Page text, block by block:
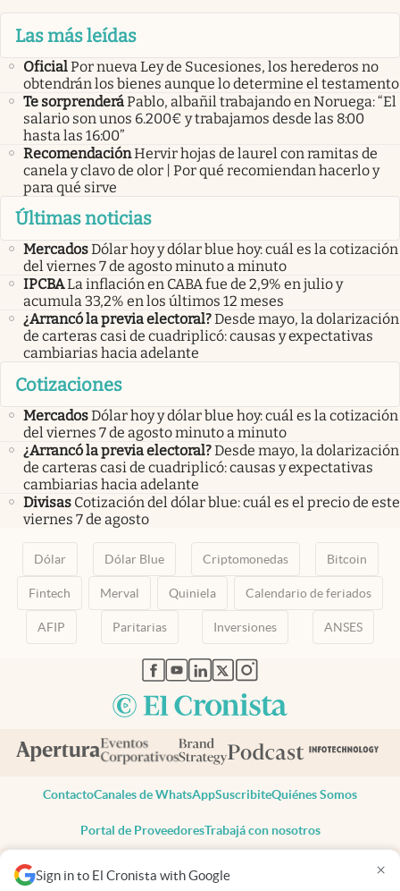
Sign in to El Cronista with Google ×
Las más leídas
OficialPor nueva Ley de Sucesiones, los herederos no
obtendrán los bienes aunque lo determine el testamento
Te sorprenderáPablo, albañil trabajando en Noruega: “El
salario son unos 6.200€ y trabajamos desde las 8:00
hasta las 16:00”
RecomendaciónHervir hojas de laurel con ramitas de
canela y clavo de olor | Por qué recomiendan hacerlo y
para qué sirve
Últimas noticias
MercadosDólar hoy y dólar blue hoy: cuál es la cotización
del viernes 7 de agosto minuto a minuto
IPCBALa inflación en CABA fue de 2,9% en julio y
acumula 33,2% en los últimos 12 meses
¿Arrancó la previa electoral?Desde mayo, la dolarización
de carteras casi de cuadriplicó: causas y expectativas
cambiarias hacia adelante
Cotizaciones
MercadosDólar hoy y dólar blue hoy: cuál es la cotización
del viernes 7 de agosto minuto a minuto
¿Arrancó la previa electoral?Desde mayo, la dolarización
de carteras casi de cuadriplicó: causas y expectativas
cambiarias hacia adelante
Divisas Cotización del dólar blue: cuál es el precio de este
viernes 7 de agosto
Dólar Dólar Blue Criptomonedas Bitcoin
Fintech Merval Quiniela Calendario de feriados
AFIP Paritarias Inversiones ANSES
abre en nueva pestaña
abre en nueva pestaña
abre en nueva pestaña
abre en nueva pestaña
abre en nueva pestaña
ContactoCanales de WhatsAppSuscribiteQuiénes Somos
Portal de ProveedoresTrabajá con nosotros
Todos los derechos reservados